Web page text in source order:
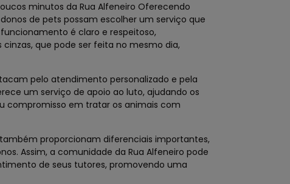
minutos da Rua Alfeneiro Oferecendo
de pets possam escolher um serviço que
é claro e respeitoso,
que pode ser feita no mesmo dia,
pelo atendimento personalizado e pela
um serviço de apoio ao luto, ajudando os
compromisso em tratar os animais com
proporcionam diferenciais importantes,
Assim, a comunidade da Rua Alfeneiro pode
de seus tutores, promovendo uma